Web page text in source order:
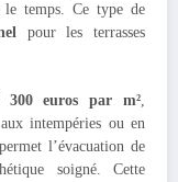
le temps. Ce type de
pour les terrasses
300 euros par m²
intempéries ou en
l’évacuation de
soigné. Cette